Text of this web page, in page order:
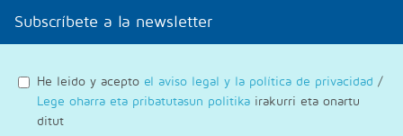
Subscríbete a la newsletter
He leido y acepto el aviso legal y la política de privacidad /
Lege oharra eta pribatutasun politika irakurri eta onartu
ditut